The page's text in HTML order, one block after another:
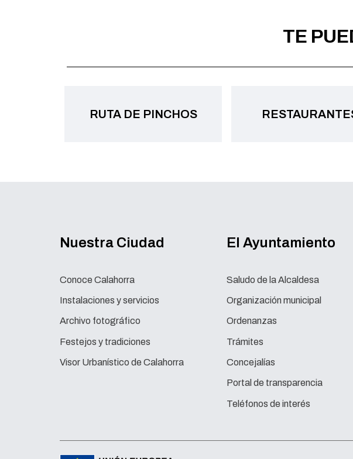
TE
RUTA DE PINCHOS
Nuestra Ciudad
Conoce Calahorra
Instalaciones y servicios
Archivo fotográfico
Festejos y tradiciones
Visor Urbanístico de Calahorra
El Ayuntamiento
Saludo de la Alcaldesa
Organización municipal
Ordenanzas
Trámites
Concejalías
Portal de transparencia
Teléfonos de interés